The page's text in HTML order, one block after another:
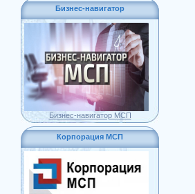
Бизнес-навигатор
Бизнес-навигатор МСП
Корпорация МСП